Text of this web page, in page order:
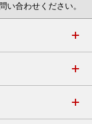
い合わせください。